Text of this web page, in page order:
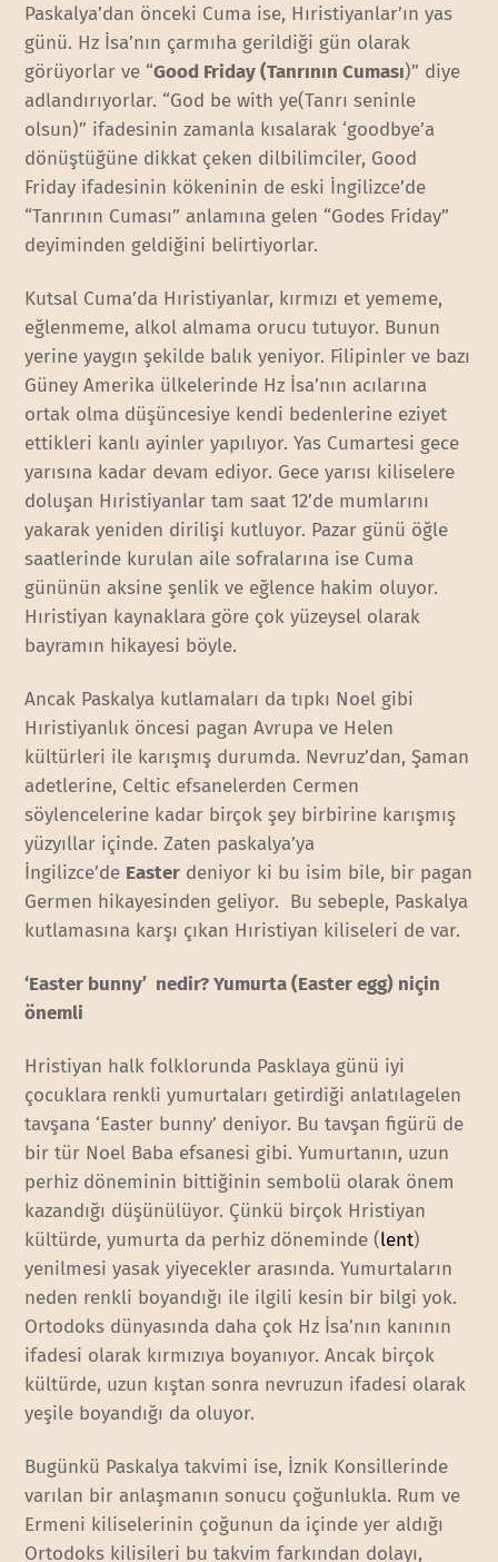
Paskalya’dan önceki Cuma ise, Hıristiyanlar’ın yas
günü. Hz İsa’nın çarmıha gerildiği gün olarak
görüyorlar ve “Good Friday (Tanrının Cuması)” diye
adlandırıyorlar. “God be with ye(Tanrı seninle
olsun)” ifadesinin zamanla kısalarak ‘goodbye’a
dönüştüğüne dikkat çeken dilbilimciler, Good
Friday ifadesinin kökeninin de eski İngilizce’de
“Tanrının Cuması” anlamına gelen “Godes Friday”
deyiminden geldiğini belirtiyorlar.
Kutsal Cuma’da Hıristiyanlar, kırmızı et yememe,
eğlenmeme, alkol almama orucu tutuyor. Bunun
yerine yaygın şekilde balık yeniyor. Filipinler ve bazı
Güney Amerika ülkelerinde Hz İsa’nın acılarına
ortak olma düşüncesiye kendi bedenlerine eziyet
ettikleri kanlı ayinler yapılıyor. Yas Cumartesi gece
yarısına kadar devam ediyor. Gece yarısı kiliselere
doluşan Hıristiyanlar tam saat 12’de mumlarını
yakarak yeniden dirilişi kutluyor. Pazar günü öğle
saatlerinde kurulan aile sofralarına ise Cuma
gününün aksine şenlik ve eğlence hakim oluyor.
Hıristiyan kaynaklara göre çok yüzeysel olarak
bayramın hikayesi böyle.
Ancak Paskalya kutlamaları da tıpkı Noel gibi
Hıristiyanlık öncesi pagan Avrupa ve Helen
kültürleri ile karışmış durumda. Nevruz’dan, Şaman
adetlerine, Celtic efsanelerden Cermen
söylencelerine kadar birçok şey birbirine karışmış
yüzyıllar içinde. Zaten paskalya’ya
İngilizce’de Easter deniyor ki bu isim bile, bir pagan
Germen hikayesinden geliyor. Bu sebeple, Paskalya
kutlamasına karşı çıkan Hıristiyan kiliseleri de var.
‘Easter bunny’ nedir? Yumurta (Easter egg) niçin
önemli
Hristiyan halk folklorunda Pasklaya günü iyi
çocuklara renkli yumurtaları getirdiği anlatılagelen
tavşana ‘Easter bunny’ deniyor. Bu tavşan figürü de
bir tür Noel Baba efsanesi gibi. Yumurtanın, uzun
perhiz döneminin bittiğinin sembolü olarak önem
kazandığı düşünülüyor. Çünkü birçok Hristiyan
kültürde, yumurta da perhiz döneminde (lent)
yenilmesi yasak yiyecekler arasında. Yumurtaların
neden renkli boyandığı ile ilgili kesin bir bilgi yok.
Ortodoks dünyasında daha çok Hz İsa’nın kanının
ifadesi olarak kırmızıya boyanıyor. Ancak birçok
kültürde, uzun kıştan sonra nevruzun ifadesi olarak
yeşile boyandığı da oluyor.
Bugünkü Paskalya takvimi ise, İznik Konsillerinde
varılan bir anlaşmanın sonucu çoğunlukla. Rum ve
Ermeni kiliselerinin çoğunun da içinde yer aldığı
Ortodoks kilisileri bu takvim farkından dolayı,